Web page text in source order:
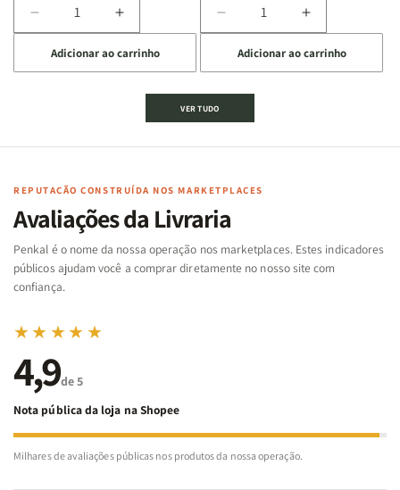
Diminuir
a
quantidade
de
Cartas
Famílias
Bíblia
-
Penkal
Aumentar
a
quantidade
de
Jogo
Cartas
Famílias
da
Bíblia
-
Penkal
Adicionar ao carrinho
Diminuir
a
quantidade
de
Jogo
|
de
Aumentar
a
quantidade
de
|
Adicionar ao carrinho
VER TUDO
REPUTAÇÃO CONSTRUÍDA NOS MARKETPLACES
Avaliações da Livraria
Penkal é o nome da nossa operação nos marketplaces. Estes indicadores
públicos ajudam você a comprar diretamente no nosso site com
confiança.
★★★★★
4,9de 5
Nota pública da loja na Shopee
Milhares de avaliações públicas nos produtos da nossa operação.